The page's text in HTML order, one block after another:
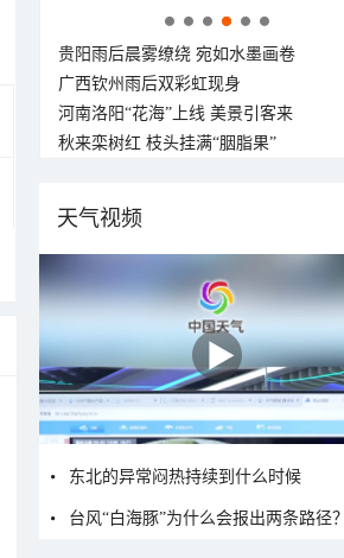
贵阳雨后晨雾缭绕 宛如水墨画卷
广西钦州雨后双彩虹现身
河南洛阳“花海”上线 美景引客来
秋来栾树红 枝头挂满“胭脂果”
天气视频
东北的异常闷热持续到什么时候
台风“白海豚”为什么会报出两条路径？